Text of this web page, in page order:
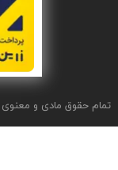
تمام حقوق مادی و معنوی